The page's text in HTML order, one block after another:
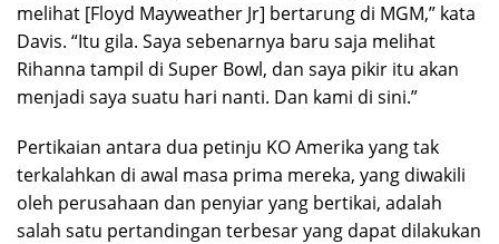
melihat [Floyd Mayweather Jr] bertarung di MGM,” kata
Davis. “Itu gila. Saya sebenarnya baru saja melihat
Rihanna tampil di Super Bowl, dan saya pikir itu akan
menjadi saya suatu hari nanti. Dan kami di sini.”
Pertikaian antara dua petinju KO Amerika yang tak
terkalahkan di awal masa prima mereka, yang diwakili
oleh perusahaan dan penyiar yang bertikai, adalah
salah satu pertandingan terbesar yang dapat dilakukan